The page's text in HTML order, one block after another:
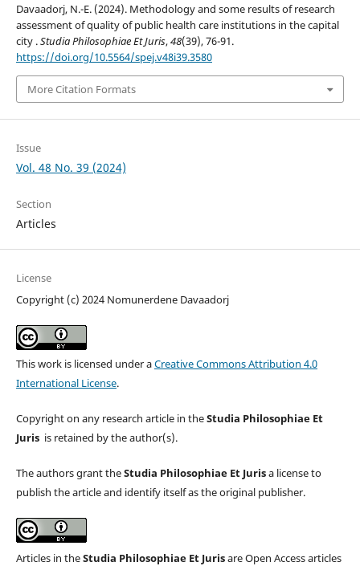
Davaadorj, N.-E. (2024). Methodology and some results of research
assessment of quality of public health care institutions in the capital
city .Studia Philosophiae Et Juris,48(39), 76-91.
https://doi.org/10.5564/spej.v48i39.3580
More Citation Formats
Issue
Vol. 48 No. 39 (2024)
Section
Articles
License
Copyright (c) 2024 Nomunerdene Davaadorj
This work is licensed under aCreative Commons Attribution 4.0
International License.
Copyright on any research article in theStudia Philosophiae Et
Juris is retained by the author(s).
The authors grant theStudia Philosophiae Et Jurisa license to
publish the article and identify itself as the original publisher.
Articles in theStudia Philosophiae Et Jurisare Open Access articles